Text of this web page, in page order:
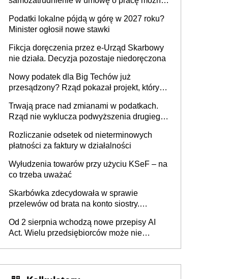
prowadzeniem działalności gospodarczej
umowy cywilnoprawnej jedynym
racjonalnym wyjściem
Podatki lokalne pójdą w górę w 2027 roku?
Minister ogłosił nowe stawki
Fikcja doręczenia przez e-Urząd Skarbowy
nie działa. Decyzja pozostaje niedoręczona
Nowy podatek dla Big Techów już
przesądzony? Rząd pokazał projekt, który
Trwają prace nad zmianami w podatkach.
Rząd nie wyklucza podwyższenia drugiego
Rozliczanie odsetek od nieterminowych
płatności za faktury w działalności
Wyłudzenia towarów przy użyciu KSeF – na
co trzeba uważać
Skarbówka zdecydowała w sprawie
przelewów od brata na konto siostry.
darowizna, ale podatku jednak nie będzie
Od 2 sierpnia wchodzą nowe przepisy AI
Act. Wielu przedsiębiorców może nie